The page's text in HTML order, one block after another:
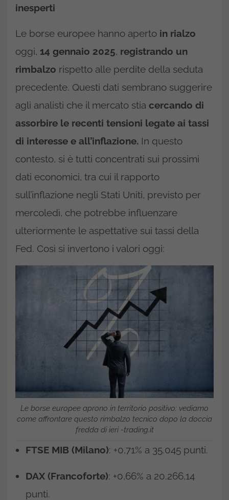
inesperti
Le borse europee hanno aperto in rialzo
oggi, 14 gennaio 2025, registrando un
rimbalzo rispetto alle perdite della seduta
precedente. Questi dati sembrano suggerire
agli analisti che il mercato stia cercando di
assorbire le recenti tensioni legate ai tassi
di interesse e all’inflazione. In questo
contesto, si è tutti concentrati sui prossimi
dati economici, tra cui il rapporto
sull’inflazione negli Stati Uniti, previsto per
mercoledì, che potrebbe influenzare
ulteriormente le aspettative sui tassi della
Fed. Così si invertono i valori oggi:
Le borse europee aprono in territorio positivo: vediamo
come affrontare questo rimbalzo tecnico dopo la doccia
fredda di ieri -trading.it
FTSE MIB (Milano): +0,71% a 35.045 punti.
DAX (Francoforte): +0,66% a 20.266,14
punti.